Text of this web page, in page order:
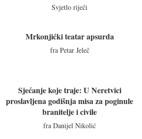
Svjetlo riječi
Mrkonjićki teatar apsurda
fra Petar Jeleč
Sjećanje koje traje: U Neretvici
proslavljena godišnja misa za poginule
branitelje i civile
fra Danijel Nikolić